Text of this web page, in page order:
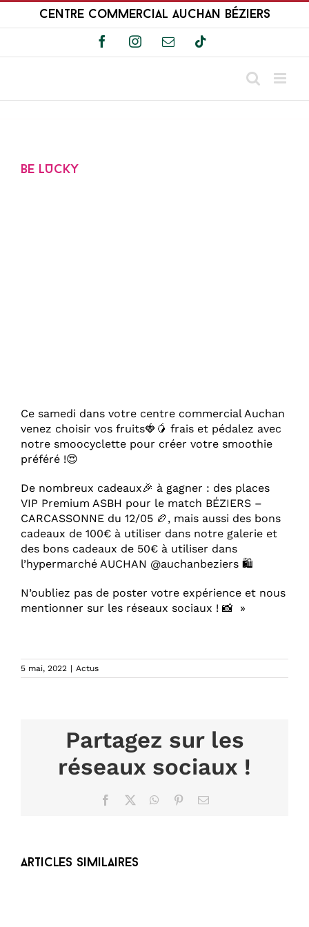
Passer
Centre Commercial Auchan Béziers
FacebookInstagramEmailTiktok
BE LUCKY
Ce samedi dans votre centre commercial Auchan
venez choisir vos fruits🍓🥭 frais et pédalez avec
notre smoocyclette pour créer votre smoothie
préféré !😍
De nombreux cadeaux🎉 à gagner : des places
VIP Premium ASBH pour le match BÉZIERS –
CARCASSONNE du 12/05 🏉, mais aussi des bons
cadeaux de 100€ à utiliser dans notre galerie et
des bons cadeaux de 50€ à utiliser dans
l’hypermarché AUCHAN @auchanbeziers 🛍
N’oubliez pas de poster votre expérience et nous
mentionner sur les réseaux sociaux ! 📸 »
5 mai, 2022 | Actus
Partagez sur les
réseaux sociaux !
Facebook WhatsApp
PinterestEmail
Articles similaires